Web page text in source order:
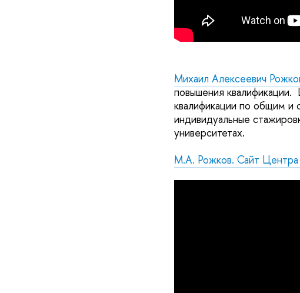
Михаил Алексеевич
повышения
квалификации по общим и
индивидуальные
университетах.
М.А. Рожков. Сайт Центра